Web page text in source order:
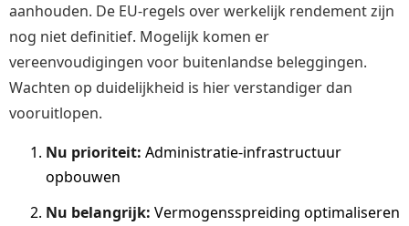
aanhouden. De EU-regels over werkelijk rendement zijn
nog niet definitief. Mogelijk komen er
vereenvoudigingen voor buitenlandse beleggingen.
Wachten op duidelijkheid is hier verstandiger dan
vooruitlopen.
Nu prioriteit: Administratie-infrastructuur
opbouwen
Nu belangrijk: Vermogensspreiding optimaliseren